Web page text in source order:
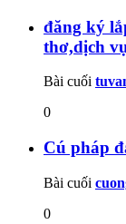
đăng ký
thơ,dịch
Bài cuối
0
Cú pháp
Bài cuối
0